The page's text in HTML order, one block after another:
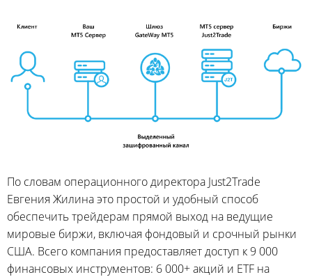
По словам операционного директора Just2Trade
Евгения Жилина это простой и удобный способ
обеспечить трейдерам прямой выход на ведущие
мировые биржи, включая фондовый и срочный рынки
США. Всего компания предоставляет доступ к 9 000
финансовых инструментов: 6 000+ акций и ETF на